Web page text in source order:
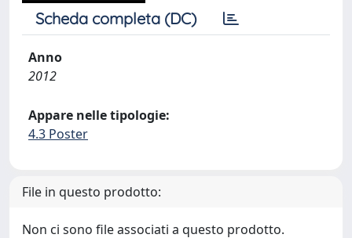
Scheda completa (DC)
Anno
2012
Appare nelle tipologie:
4.3 Poster
File in questo prodotto:
Non ci sono file associati a questo prodotto.